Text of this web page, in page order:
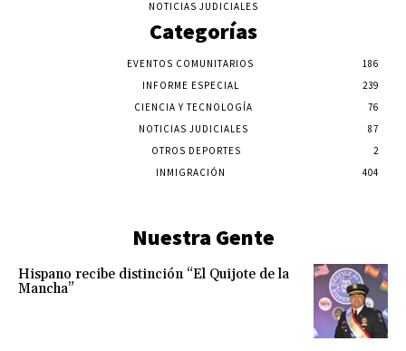
NOTICIAS JUDICIALES
Categorías
EVENTOS COMUNITARIOS
186
INFORME ESPECIAL
239
CIENCIA Y TECNOLOGÍA
76
NOTICIAS JUDICIALES
87
OTROS DEPORTES
2
INMIGRACIÓN
404
Nuestra Gente
Hispano recibe distinción “El Quijote de la
Mancha”